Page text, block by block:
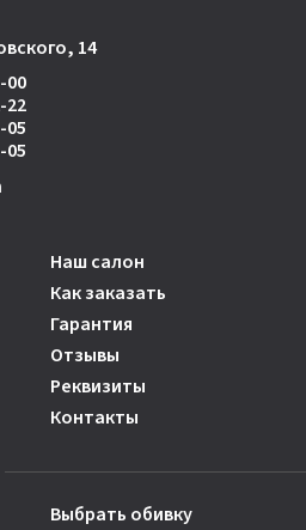
14
00
22
05
05
Наш салон
Как заказать
Гарантия
Отзывы
Реквизиты
Контакты
Выбрать обивку